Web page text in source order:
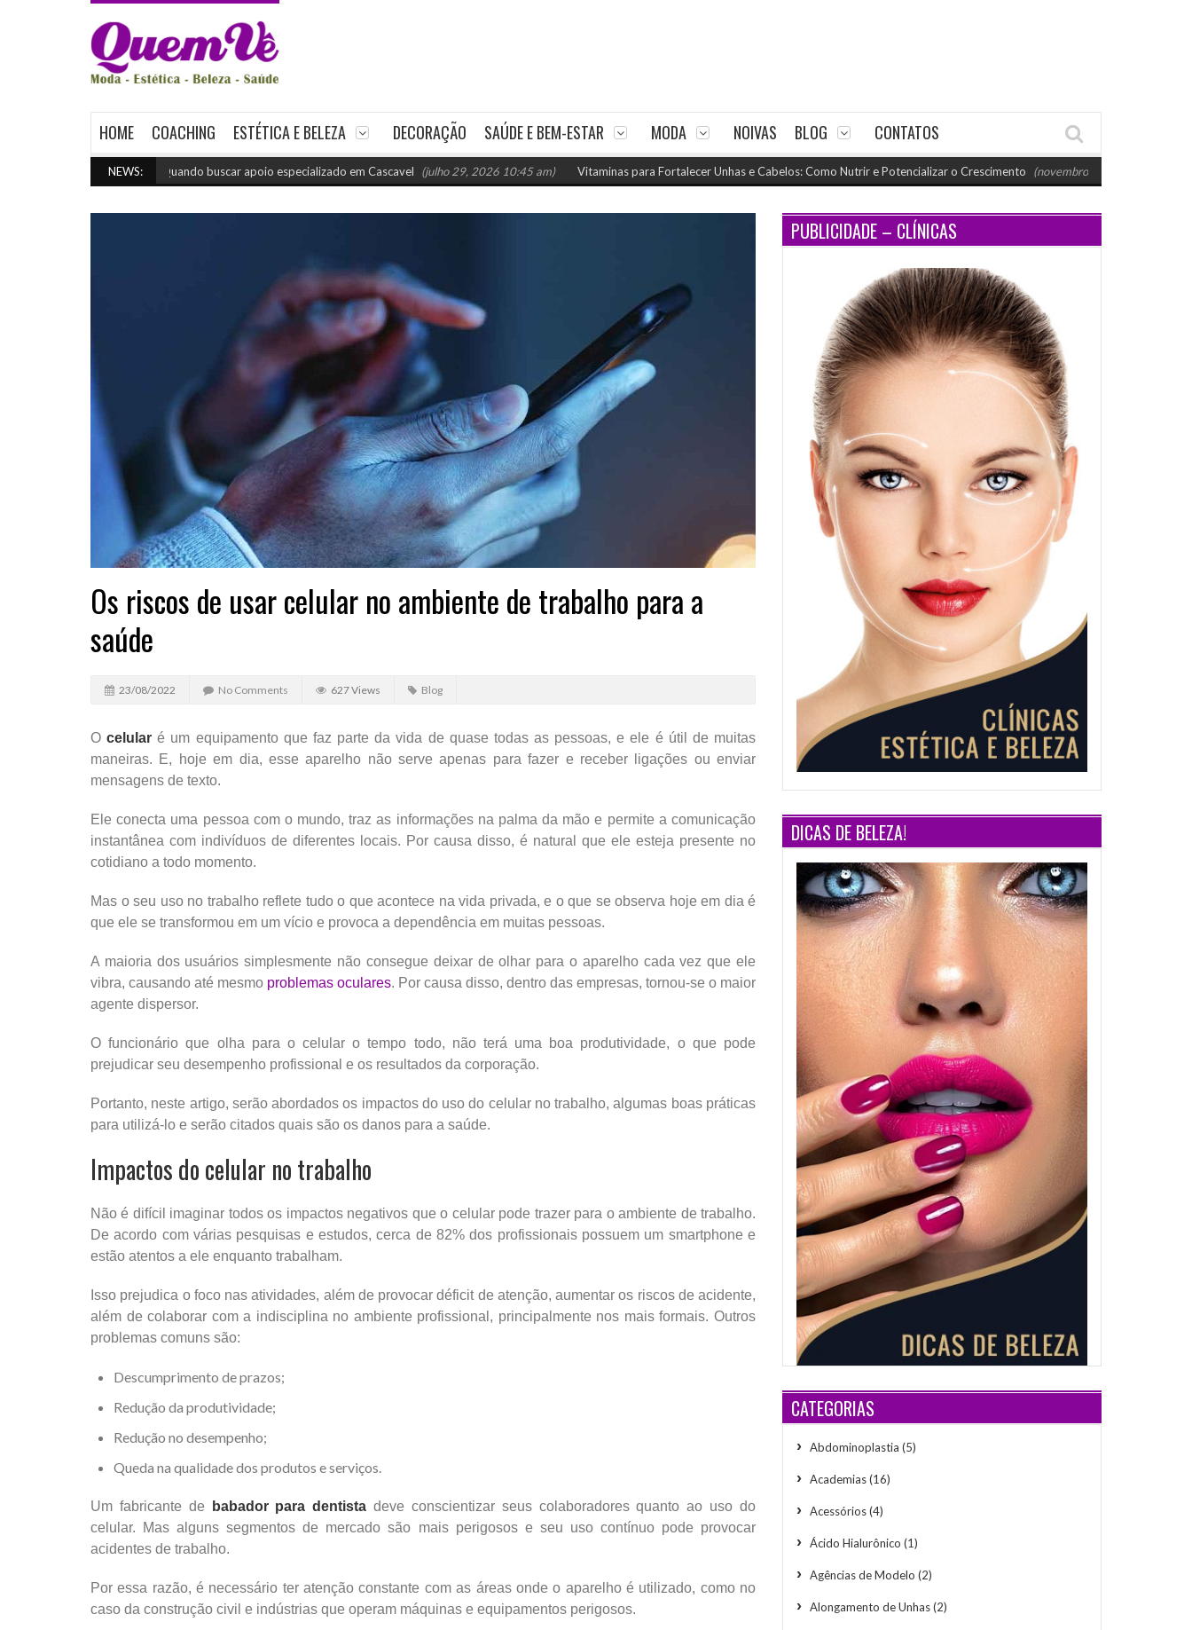
HOME COACHING ESTÉTICA E BELEZA DECORAÇÃO SAÚDE E BEM-ESTAR MODA NOIVAS BLOG CONTATOS
NEWS:
Quando buscar apoio especializado em Cascavel (julho 29, 2026 10:45 am) Vitaminas para Fortalecer Unhas e Cabelos: Como Nutrir e Potencializar o Crescimento (novembro 26, 2024 11:18 am)
Os riscos de usar celular no ambiente de trabalho para a
saúde
23/08/2022 No Comments 627 Views Blog
Ocelular é um equipamento que faz parte da vida de quase todas as pessoas, e ele é útil de muitas
maneiras. E, hoje em dia, esse aparelho não serve apenas para fazer e receber ligações ou enviar
mensagens de texto.
Ele conecta uma pessoa com o mundo, traz as informações na palma da mão e permite a comunicação
instantânea com indivíduos de diferentes locais. Por causa disso, é natural que ele esteja presente no
cotidiano a todo momento.
Mas o seu uso no trabalho reflete tudo o que acontece na vida privada, e o que se observa hoje em dia é
que ele se transformou em um vício e provoca a dependência em muitas pessoas.
A maioria dos usuários simplesmente não consegue deixar de olhar para o aparelho cada vez que ele
vibra, causando até mesmo problemas oculares. Por causa disso, dentro das empresas, tornou-se o maior
agente dispersor.
O funcionário que olha para o celular o tempo todo, não terá uma boa produtividade, o que pode
prejudicar seu desempenho profissional e os resultados da corporação.
Portanto, neste artigo, serão abordados os impactos do uso do celular no trabalho, algumas boas práticas
para utilizá-lo e serão citados quais são os danos para a saúde.
Impactos do celular no trabalho
Não é difícil imaginar todos os impactos negativos que o celular pode trazer para o ambiente de trabalho.
De acordo com várias pesquisas e estudos, cerca de 82% dos profissionais possuem um smartphone e
estão atentos a ele enquanto trabalham.
Isso prejudica o foco nas atividades, além de provocar déficit de atenção, aumentar os riscos de acidente,
além de colaborar com a indisciplina no ambiente profissional, principalmente nos mais formais. Outros
problemas comuns são:
Descumprimento de prazos;
Redução da produtividade;
Redução no desempenho;
Queda na qualidade dos produtos e serviços.
Um fabricante de babador para dentista deve conscientizar seus colaboradores quanto ao uso do
celular. Mas alguns segmentos de mercado são mais perigosos e seu uso contínuo pode provocar
acidentes de trabalho.
Por essa razão, é necessário ter atenção constante com as áreas onde o aparelho é utilizado, como no
caso da construção civil e indústrias que operam máquinas e equipamentos perigosos.
PUBLICIDADE – CLÍNICAS
DICAS DE BELEZA!
CATEGORIAS
Abdominoplastia (5)
Academias(16)
Acessórios(4)
Ácido Hialurônico (1)
Agências de Modelo (2)
Alongamento de Unhas(2)